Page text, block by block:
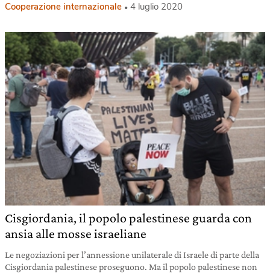
Cooperazione internazionale 4 luglio 2020
Cisgiordania, il popolo palestinese guarda con
ansia alle mosse israeliane
Le negoziazioni per l’annessione unilaterale di Israele di parte della
Cisgiordania palestinese proseguono. Ma il popolo palestinese non